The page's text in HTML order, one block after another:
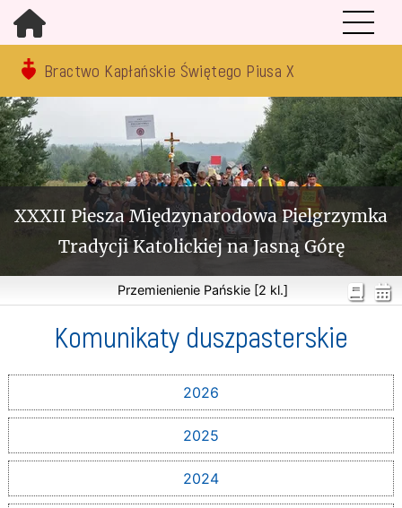
Bractwo Kapłańskie Świętego Piusa X
XXXII Piesza Międzynarodowa Pielgrzymka
Tradycji Katolickiej na Jasną Górę
Przemienienie Pańskie [2 kl.]
Komunikaty duszpasterskie
2026
2025
2024